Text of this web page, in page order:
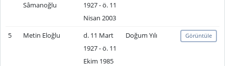
Sâmanoğlu
1927 - ö. 11
Nisan 2003
5 Metin Eloğlu
d. 11 Mart
1927 - ö. 11
Ekim 1985
Doğum Yılı Görüntüle